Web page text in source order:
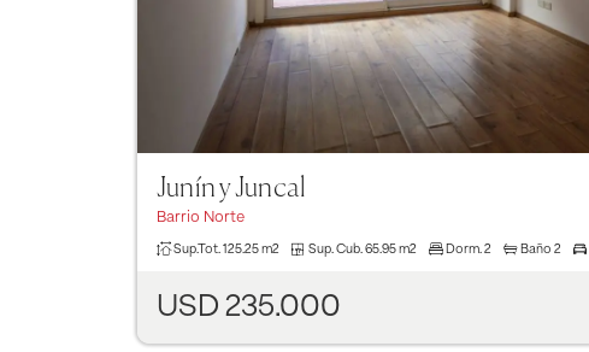
Junín y Juncal
Barrio Norte
Sup.Tot. 125.25 m2 Sup. Cub. 65.95 m2 Dorm. 2 Baño 2
USD 235.000